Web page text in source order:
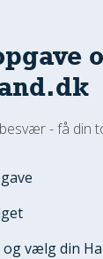
- få din
vælg din